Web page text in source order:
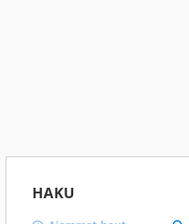
HAKU